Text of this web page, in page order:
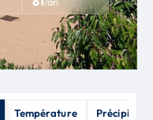
Température